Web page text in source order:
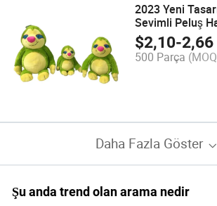
2023 Yeni
Sevimli Peluş
Bebek Hoodie
Yumuşak Sloth
$2,10-2,66
500 Parça
Daha Fazla Göster
Şu anda trend olan arama nedir